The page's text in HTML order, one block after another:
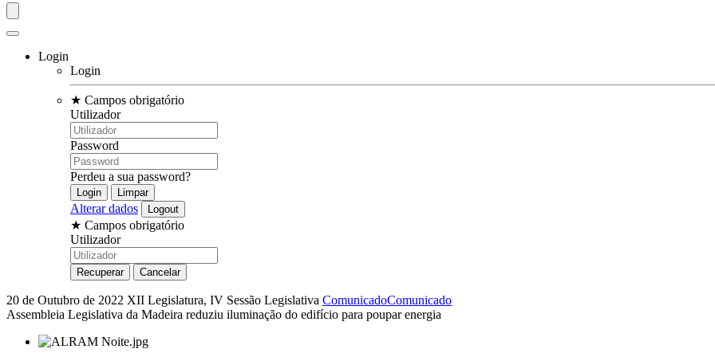
Login
Login
★ Campos obrigatório
Utilizador
Password
Perdeu a sua password?
Alterar dados
★ Campos obrigatório
Utilizador
20 de Outubro de 2022 XII Legislatura, IV Sessão Legislativa ComunicadoComunicado
Assembleia Legislativa da Madeira reduziu iluminação do edifício para poupar energia